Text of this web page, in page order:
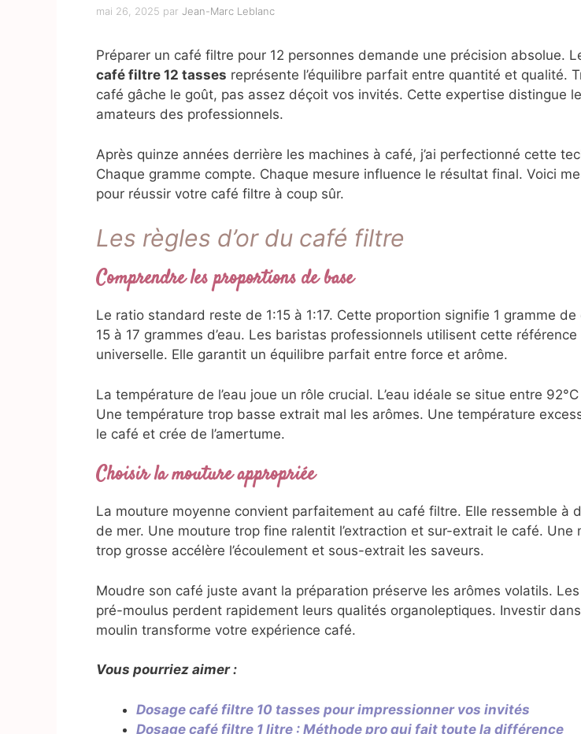
mai 26, 2025 par Jean-Marc Leblanc
Préparer un café filtre pour 12 personnes demande une précision absolue.
café filtre 12 tasses représente l’équilibre parfait entre quantité et qualité.
café gâche le goût, pas assez déçoit vos invités. Cette expertise distingue
amateurs des professionnels.
Après quinze années derrière les machines à café, j’ai perfectionné cette
Chaque gramme compte. Chaque mesure influence le résultat final. Voici
pour réussir votre café filtre à coup sûr.
Les règles d’or du café filtre
Comprendre les proportions de base
Le ratio standard reste de 1:15 à 1:17. Cette proportion signifie 1 gramme
15 à 17 grammes d’eau. Les baristas professionnels utilisent cette référence
universelle. Elle garantit un équilibre parfait entre force et arôme.
La température de l’eau joue un rôle crucial. L’eau idéale se situe entre
Une température trop basse extrait mal les arômes. Une température
le café et crée de l’amertume.
Choisir la mouture appropriée
La mouture moyenne convient parfaitement au café filtre. Elle ressemble à
de mer. Une mouture trop fine ralentit l’extraction et sur-extrait le café. Une
trop grosse accélère l’écoulement et sous-extrait les saveurs.
Moudre son café juste avant la préparation préserve les arômes volatils.
pré-moulus perdent rapidement leurs qualités organoleptiques. Investir
moulin transforme votre expérience café.
Vous pourriez aimer :
Dosage café filtre 10 tasses pour impressionner vos invités
Dosage café filtre 1 litre : Méthode pro qui fait toute la différence